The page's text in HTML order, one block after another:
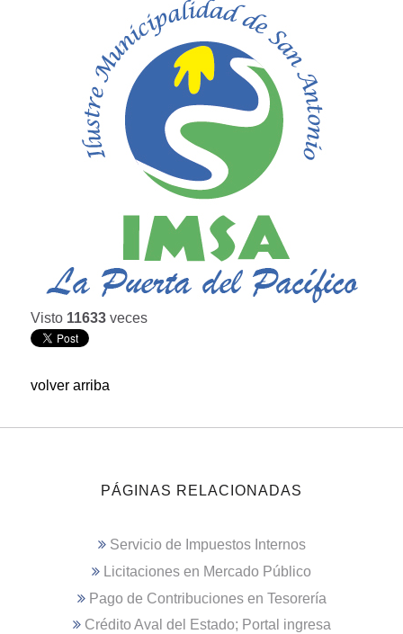
Visto 11633 veces
volver arriba
PÁGINAS RELACIONADAS
Servicio de Impuestos Internos
Licitaciones en Mercado Público
Pago de Contribuciones en Tesorería
Crédito Aval del Estado; Portal ingresa